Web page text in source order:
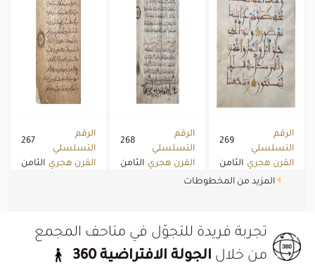
269
الرقم
التسلسلي
الثامن القرن هجري
2019/01/01
القرن
268
الرقم
التسلسلي
الثامن القرن هجري
القرن
267
الرقم
التسلسلي
الثامن القرن هجري
المزيد من المخطوطات
تجربة فريدة للتجوّل في متاحف المجمع
من خلال الجولة الافتراضية 360